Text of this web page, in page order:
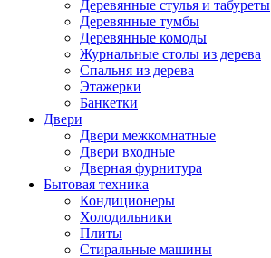
Деревянные стулья и табуреты
Деревянные тумбы
Деревянные комоды
Журнальные столы из дерева
Спальня из дерева
Этажерки
Банкетки
Двери
Двери межкомнатные
Двери входные
Дверная фурнитура
Бытовая техника
Кондиционеры
Холодильники
Плиты
Стиральные машины